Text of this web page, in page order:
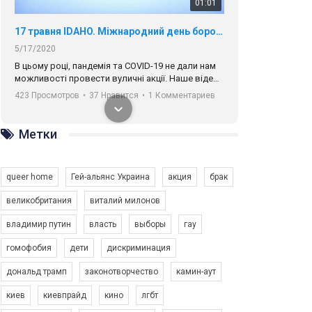
01:01
17 травня IDAHO. Міжнародний день боротьби з гомофобією трансфобією і біфобія.
5/17/2020
В цьому році, пандемія та COVІD-19 не дали нам
можливості провести вуличні акції. Наше відео-
звернення про те, що навіть коли ми у різних
містах та не можемо зустрінеться, ми разом. Ми
закликаємо всіх хто поділяє цінності рівності та
солідарності, приєднатися до нас. Регіональні
підрозділи ГАУ є в 16 областях України.
423 Просмотров • 37 Нравится • 1 Комментариев
Зупинимо насильство проти ЛГБТ в Україні! Stop violence against LGBT in Ukraine!
Емоційний та вражаючий промо-ролік на
Метки
queer home Гей-альянс Украина акция брак
великобритания виталий милонов
владимир путин власть выборы гау
гомофобия дети дискриминация
дональд трамп законотворчество камин-аут
киев киевпрайд кино лгбт